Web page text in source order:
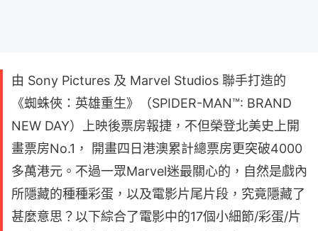
由 Sony Pictures 及 Marvel Studios 聯手打造的
《蜘蛛俠：英雄重生》（SPIDER-MAN™: BRAND
NEW DAY）上映後票房報捷，不但榮登北美史上開
畫票房No.1， 開畫四日港澳累計總票房更突破4000
多萬港元。不過一眾Marvel迷最關心的，自然是戲內
所隱藏的種種彩蛋，以及電影片尾片段，究竟隱藏了
甚麼意思？以下綜合了電影中的17個小細節/彩蛋/片